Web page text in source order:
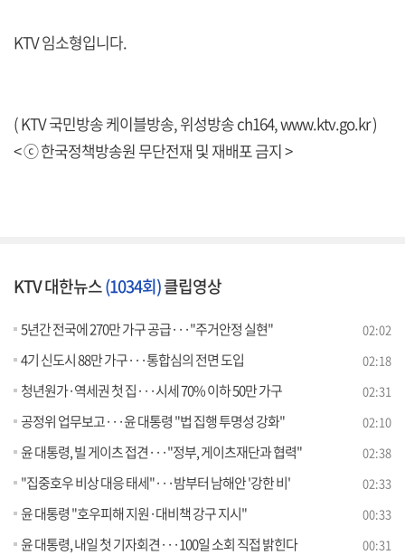
KTV 임소형입니다.
( KTV 국민방송 케이블방송, 위성방송 ch164,www.ktv.go.kr)
< ⓒ 한국정책방송원 무단전재 및 재배포 금지 >
KTV 대한뉴스(1034회)클립영상
5년간 전국에 270만 가구 공급···"주거안정 실현" 02:02
4기 신도시 88만 가구···통합심의 전면 도입 02:18
청년원가·역세권 첫 집···시세 70% 이하 50만 가구 02:31
공정위 업무보고···윤 대통령 "법 집행 투명성 강화" 02:10
윤 대통령, 빌 게이츠 접견···"정부, 게이츠재단과 협력" 02:38
"집중호우 비상 대응 태세"···밤부터 남해안 '강한 비' 02:33
윤 대통령 "호우피해 지원·대비책 강구 지시" 00:33
윤 대통령, 내일 첫 기자회견···100일 소회 직접 밝힌다 00:31